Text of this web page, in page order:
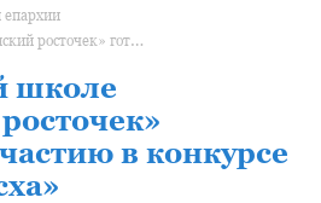
епархии
В воскресной школе «Ильинский росточек» готовятся к участию в конкурсе «Светлая Пасха»
школе
в конкурсе